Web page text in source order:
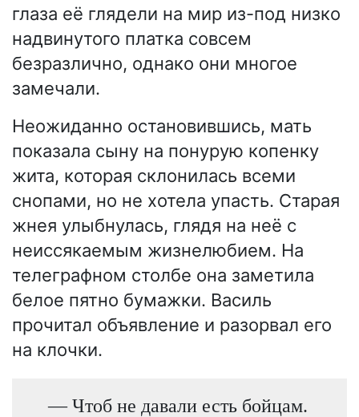
глаза её глядели на мир из-под низко
надвинутого платка совсем
безразлично, однако они многое
замечали.
Неожиданно остановившись, мать
показала сыну на понурую копенку
жита, которая склонилась всеми
снопами, но не хотела упасть. Старая
жнея улыбнулась, глядя на неё с
неиссякаемым жизнелюбием. На
телеграфном столбе она заметила
белое пятно бумажки. Василь
прочитал объявление и разорвал его
на клочки.
— Чтоб не давали есть бойцам.